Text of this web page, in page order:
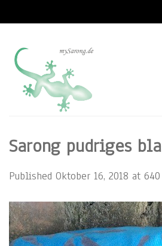
content
Sarong pudriges
Published Oktober 16, 2018 at